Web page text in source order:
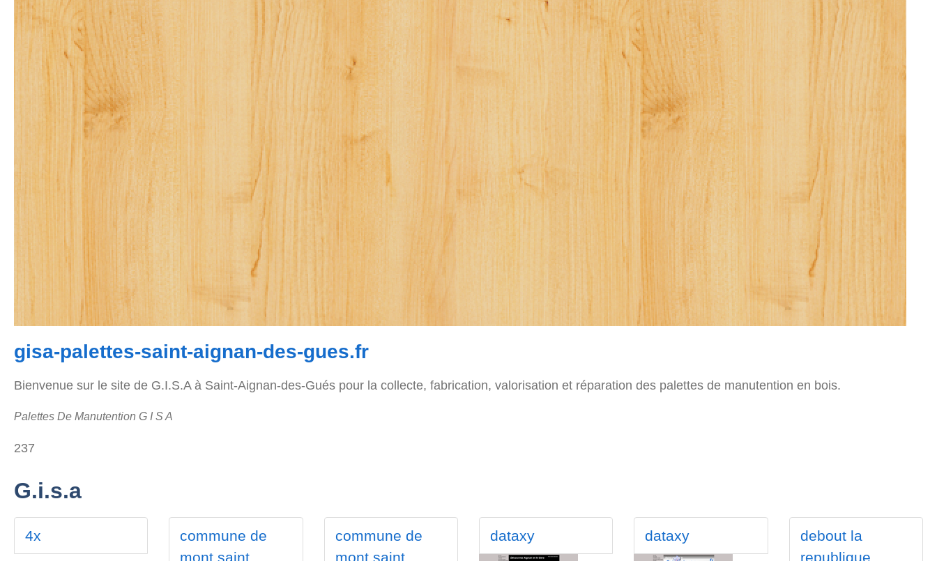
gisa-palettes-saint-aignan-des-gues.fr
Bienvenue sur le site de G.I.S.A à Saint-Aignan-des-Gués pour la collecte, fabrication, valorisation et réparation des palettes de manutention en bois.
Palettes De Manutention G I S A
237
G.i.s.a
4x
commune de
mont saint
commune de
mont saint
dataxy dataxy
debout la
republique